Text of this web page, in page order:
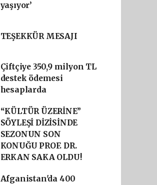
yaşıyor’
TEŞEKKÜR MESAJI
Çiftçiye 350,9 milyon TL
destek ödemesi
hesaplarda
“KÜLTÜR ÜZERİNE”
SÖYLEŞİ DİZİSİNDE
SEZONUN SON
KONUĞU PROF. DR.
ERKAN SAKA OLDU!
Afganistan'da 400